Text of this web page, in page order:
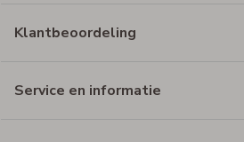
Klantbeoordeling
Service en informatie